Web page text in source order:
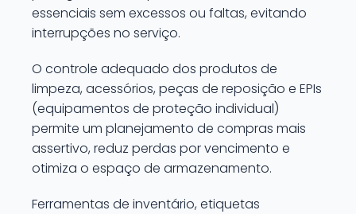
essenciais sem excessos ou faltas, evitando
interrupções no serviço.
O controle adequado dos produtos de
limpeza, acessórios, peças de reposição e EPIs
(equipamentos de proteção individual)
permite um planejamento de compras mais
assertivo, reduz perdas por vencimento e
otimiza o espaço de armazenamento.
Ferramentas de inventário, etiquetas